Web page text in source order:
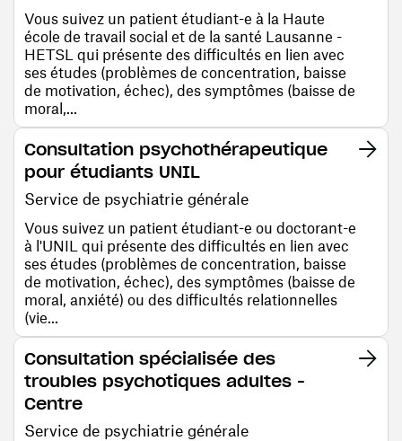
Vous suivez un patient étudiant-e à la Haute
école de travail social et de la santé Lausanne -
HETSL qui présente des difficultés en lien avec
ses études (problèmes de concentration, baisse
de motivation, échec), des symptômes (baisse de
moral,...
Consultation psychothérapeutique
pour étudiants UNIL
Service de psychiatrie générale
Vous suivez un patient étudiant-e ou doctorant-e
à l'UNIL qui présente des difficultés en lien avec
ses études (problèmes de concentration, baisse
de motivation, échec), des symptômes (baisse de
moral, anxiété) ou des difficultés relationnelles
(vie...
Consultation spécialisée des
troubles psychotiques adultes -
Centre
Service de psychiatrie générale